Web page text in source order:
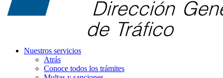
Nuestros servicios
Atrás
Conoce todos los trámites